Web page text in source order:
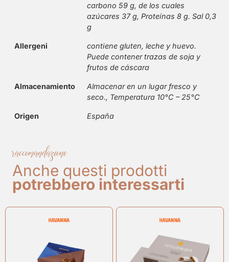
carbono 59 g, de los cuales
azúcares 37 g, Proteínas 8 g. Sal 0,3
g
Allergeni
contiene gluten, leche y huevo.
Puede contener trazas de soja y
frutos de cáscara
Almacenamiento
Almacenar en un lugar fresco y
seco., Temperatura 10°C – 25°C
Origen España
raccomandazione
Anche questi prodotti
potrebbero interessarti